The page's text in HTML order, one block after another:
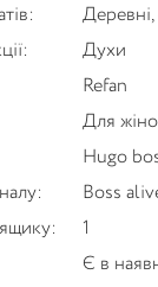
Деревні,
Духи
Refan
Для
Hugo
Boss
ящику:
1
Є в